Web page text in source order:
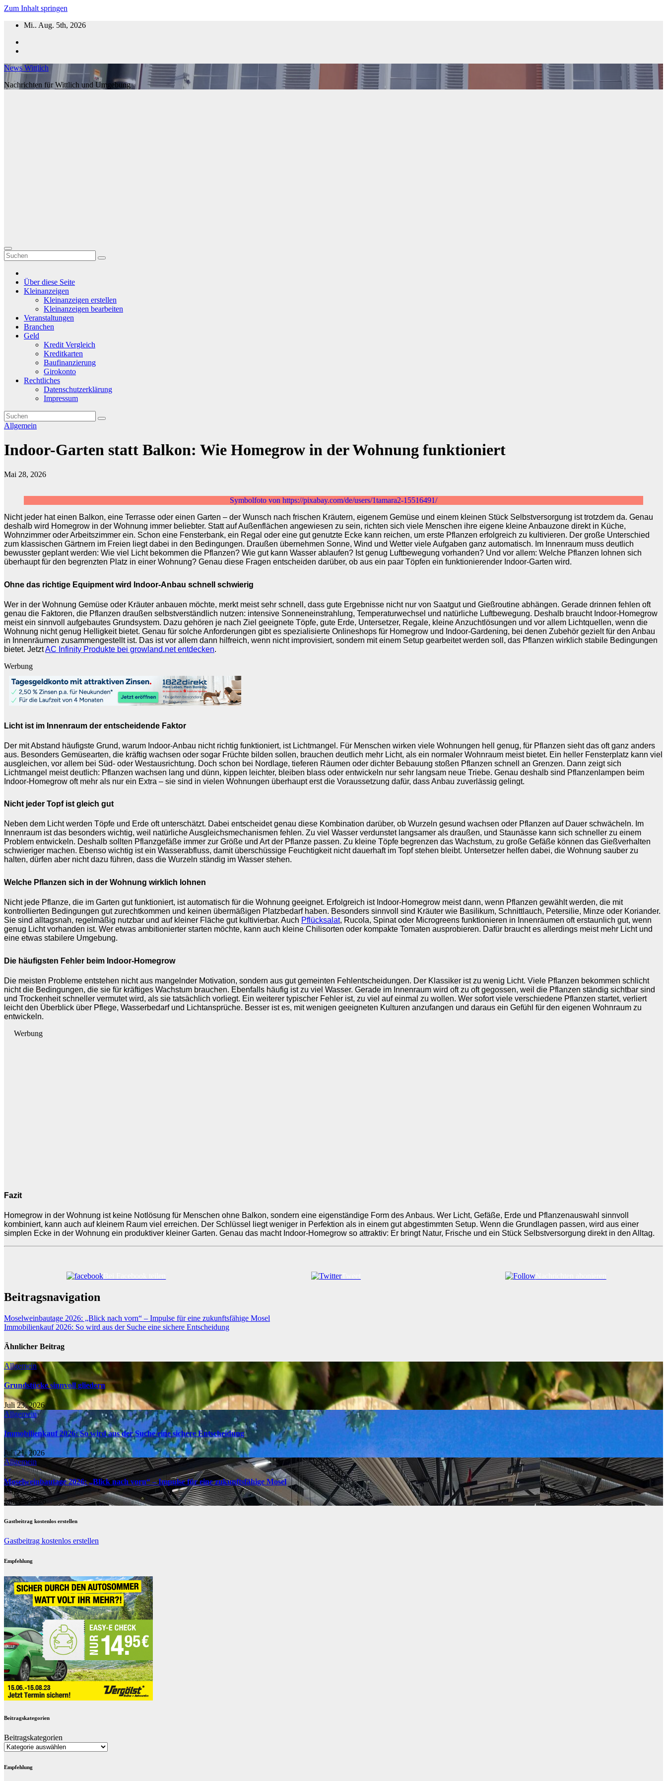
Zum Inhalt springen
Mi.. Aug. 5th, 2026
News Wittlich
Nachrichten für Wittlich und Umgebung
Über diese Seite
Kleinanzeigen
Kleinanzeigen erstellen
Kleinanzeigen bearbeiten
Veranstaltungen
Branchen
Geld
Kredit Vergleich
Kreditkarten
Baufinanzierung
Girokonto
Rechtliches
Datenschutzerklärung
Impressum
Allgemein
Indoor-Garten statt Balkon: Wie Homegrow in der Wohnung funktioniert
Mai 28, 2026
Symbolfoto von https://pixabay.com/de/users/1tamara2-15516491/
Nicht jeder hat einen Balkon, eine Terrasse oder einen Garten – der Wunsch nach frischen Kräutern, eigenem Gemüse und einem kleinen Stück Selbstversorgung ist trotzdem da. Genau
deshalb wird Homegrow in der Wohnung immer beliebter. Statt auf Außenflächen angewiesen zu sein, richten sich viele Menschen ihre eigene kleine Anbauzone direkt in Küche,
Wohnzimmer oder Arbeitszimmer ein. Schon eine Fensterbank, ein Regal oder eine gut genutzte Ecke kann reichen, um erste Pflanzen erfolgreich zu kultivieren. Der große Unterschied
zum klassischen Gärtnern im Freien liegt dabei in den Bedingungen. Draußen übernehmen Sonne, Wind und Wetter viele Aufgaben ganz automatisch. Im Innenraum muss deutlich
bewusster geplant werden: Wie viel Licht bekommen die Pflanzen? Wie gut kann Wasser ablaufen? Ist genug Luftbewegung vorhanden? Und vor allem: Welche Pflanzen lohnen sich
überhaupt für den begrenzten Platz in einer Wohnung? Genau diese Fragen entscheiden darüber, ob aus ein paar Töpfen ein funktionierender Indoor-Garten wird.
Ohne das richtige Equipment wird Indoor-Anbau schnell schwierig
Wer in der Wohnung Gemüse oder Kräuter anbauen möchte, merkt meist sehr schnell, dass gute Ergebnisse nicht nur von Saatgut und Gießroutine abhängen. Gerade drinnen fehlen oft
genau die Faktoren, die Pflanzen draußen selbstverständlich nutzen: intensive Sonneneinstrahlung, Temperaturwechsel und natürliche Luftbewegung. Deshalb braucht Indoor-Homegrow
meist ein sinnvoll aufgebautes Grundsystem. Dazu gehören je nach Ziel geeignete Töpfe, gute Erde, Untersetzer, Regale, kleine Anzuchtlösungen und vor allem Lichtquellen, wenn die
Wohnung nicht genug Helligkeit bietet. Genau für solche Anforderungen gibt es spezialisierte Onlineshops für Homegrow und Indoor-Gardening, bei denen Zubehör gezielt für den Anbau
in Innenräumen zusammengestellt ist. Das ist vor allem dann hilfreich, wenn nicht improvisiert, sondern mit einem Setup gearbeitet werden soll, das Pflanzen wirklich stabile Bedingungen
bietet. JetztAC Infinity Produkte bei growland.net entdecken.
Werbung
Licht ist im Innenraum der entscheidende Faktor
Der mit Abstand häufigste Grund, warum Indoor-Anbau nicht richtig funktioniert, ist Lichtmangel. Für Menschen wirken viele Wohnungen hell genug, für Pflanzen sieht das oft ganz anders
aus. Besonders Gemüsearten, die kräftig wachsen oder sogar Früchte bilden sollen, brauchen deutlich mehr Licht, als ein normaler Wohnraum meist bietet. Ein heller Fensterplatz kann viel
ausgleichen, vor allem bei Süd- oder Westausrichtung. Doch schon bei Nordlage, tieferen Räumen oder dichter Bebauung stoßen Pflanzen schnell an Grenzen. Dann zeigt sich
Lichtmangel meist deutlich: Pflanzen wachsen lang und dünn, kippen leichter, bleiben blass oder entwickeln nur sehr langsam neue Triebe. Genau deshalb sind Pflanzenlampen beim
Indoor-Homegrow oft mehr als nur ein Extra – sie sind in vielen Wohnungen überhaupt erst die Voraussetzung dafür, dass Anbau zuverlässig gelingt.
Nicht jeder Topf ist gleich gut
Neben dem Licht werden Töpfe und Erde oft unterschätzt. Dabei entscheidet genau diese Kombination darüber, ob Wurzeln gesund wachsen oder Pflanzen auf Dauer schwächeln. Im
Innenraum ist das besonders wichtig, weil natürliche Ausgleichsmechanismen fehlen. Zu viel Wasser verdunstet langsamer als draußen, und Staunässe kann sich schneller zu einem
Problem entwickeln. Deshalb sollten Pflanzgefäße immer zur Größe und Art der Pflanze passen. Zu kleine Töpfe begrenzen das Wachstum, zu große Gefäße können das Gießverhalten
schwieriger machen. Ebenso wichtig ist ein Wasserabfluss, damit überschüssige Feuchtigkeit nicht dauerhaft im Topf stehen bleibt. Untersetzer helfen dabei, die Wohnung sauber zu
halten, dürfen aber nicht dazu führen, dass die Wurzeln ständig im Wasser stehen.
Welche Pflanzen sich in der Wohnung wirklich lohnen
Nicht jede Pflanze, die im Garten gut funktioniert, ist automatisch für die Wohnung geeignet. Erfolgreich ist Indoor-Homegrow meist dann, wenn Pflanzen gewählt werden, die mit
kontrollierten Bedingungen gut zurechtkommen und keinen übermäßigen Platzbedarf haben. Besonders sinnvoll sind Kräuter wie Basilikum, Schnittlauch, Petersilie, Minze oder Koriander.
Sie sind alltagsnah, regelmäßig nutzbar und auf kleiner Fläche gut kultivierbar. Auch Pflücksalat, Rucola, Spinat oder Microgreens funktionieren in Innenräumen oft erstaunlich gut, wenn
genug Licht vorhanden ist. Wer etwas ambitionierter starten möchte, kann auch kleine Chilisorten oder kompakte Tomaten ausprobieren. Dafür braucht es allerdings meist mehr Licht und
eine etwas stabilere Umgebung.
Die häufigsten Fehler beim Indoor-Homegrow
Die meisten Probleme entstehen nicht aus mangelnder Motivation, sondern aus gut gemeinten Fehlentscheidungen. Der Klassiker ist zu wenig Licht. Viele Pflanzen bekommen schlicht
nicht die Bedingungen, die sie für kräftiges Wachstum brauchen. Ebenfalls häufig ist zu viel Wasser. Gerade im Innenraum wird oft zu oft gegossen, weil die Pflanzen ständig sichtbar sind
und Trockenheit schneller vermutet wird, als sie tatsächlich vorliegt. Ein weiterer typischer Fehler ist, zu viel auf einmal zu wollen. Wer sofort viele verschiedene Pflanzen startet, verliert
leicht den Überblick über Pflege, Wasserbedarf und Lichtansprüche. Besser ist es, mit wenigen geeigneten Kulturen anzufangen und daraus ein Gefühl für den eigenen Wohnraum zu
entwickeln.
Werbung
Fazit
Homegrow in der Wohnung ist keine Notlösung für Menschen ohne Balkon, sondern eine eigenständige Form des Anbaus. Wer Licht, Gefäße, Erde und Pflanzenauswahl sinnvoll
kombiniert, kann auch auf kleinem Raum viel erreichen. Der Schlüssel liegt weniger in Perfektion als in einem gut abgestimmten Setup. Wenn die Grundlagen passen, wird aus einer
simplen Ecke in der Wohnung ein produktiver kleiner Garten. Genau das macht Indoor-Homegrow so attraktiv: Er bringt Natur, Frische und ein Stück Selbstversorgung direkt in den Alltag.
Tweet Nachrichten abonieren
Beitragsnavigation
Moselweinbautage 2026: „Blick nach vorn“ – Impulse für eine zukunftsfähige Mosel
Immobilienkauf 2026: So wird aus der Suche eine sichere Entscheidung
Ähnlicher Beitrag
Allgemein
Grundstücke sinnvoll gliedern
Juli 23, 2026
Allgemein
Immobilienkauf 2026: So wird aus der Suche eine sichere Entscheidung
Juli 21, 2026
Allgemein
Moselweinbautage 2026: „Blick nach vorn“ – Impulse für eine zukunftsfähige Mosel
Jan. 23, 2026
Gastbeitrag kostenlos erstellen
Gastbeitrag kostenlos erstellen
Empfehlung
Beitragskategorien
Beitragskategorien
Empfehlung